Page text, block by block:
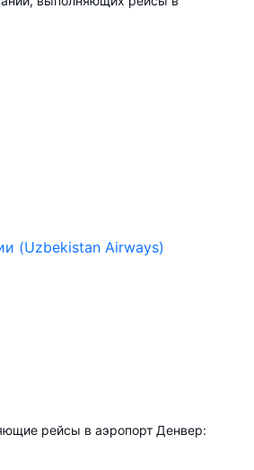
(Uzbekistan Airways)
рейсы в аэропорт Денвер: